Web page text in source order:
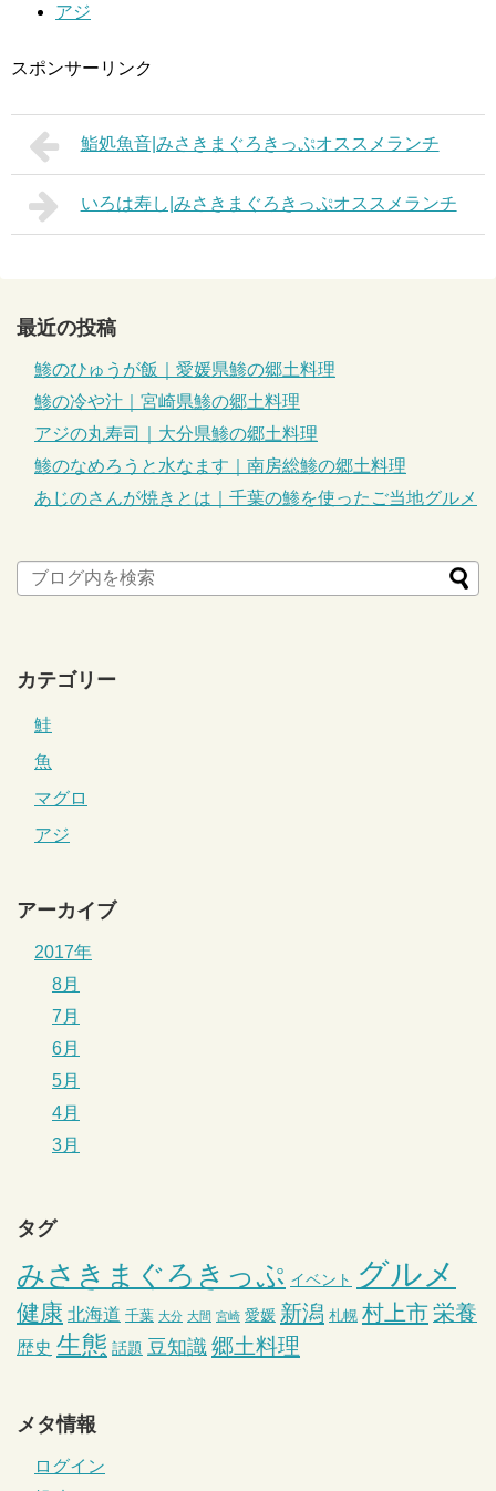
アジ
スポンサーリンク
鮨処魚音|みさきまぐろきっぷオススメランチ
いろは寿し|みさきまぐろきっぷオススメランチ
最近の投稿
鯵のひゅうが飯｜愛媛県鯵の郷土料理
鯵の冷や汁｜宮崎県鯵の郷土料理
アジの丸寿司｜大分県鯵の郷土料理
鯵のなめろうと水なます｜南房総鯵の郷土料理
あじのさんが焼きとは｜千葉の鯵を使ったご当地グルメ
カテゴリー
鮭
魚
マグロ
アジ
アーカイブ
2017年
8月
7月
6月
5月
4月
3月
タグ
みさきまぐろきっぷ イベント グルメ
健康 北海道 千葉 大分 大間 宮崎 愛媛 新潟 札幌 村上市栄養
歴史 生態 話題 豆知識 郷土料理
メタ情報
ログイン